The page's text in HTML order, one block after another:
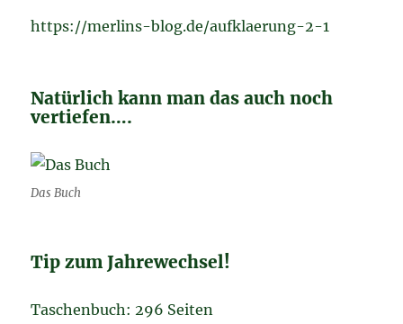
https://merlins-blog.de/aufklaerung-2-1
Natürlich kann man das auch noch
vertiefen….
Das Buch
Tip zum Jahrewechsel!
Taschenbuch: 296 Seiten